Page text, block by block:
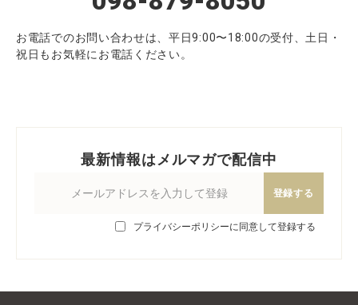
お電話でのお問い合わせは、平日9:00〜18:00の受付、土日・
祝日もお気軽にお電話ください。
最新情報はメルマガで配信中
登録する
プライバシーポリシーに同意して登録する